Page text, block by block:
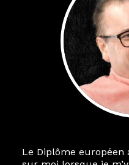
Le Diplôme